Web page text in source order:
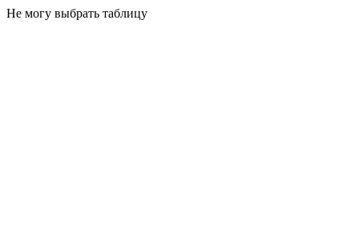
Не могу выбрать таблицу